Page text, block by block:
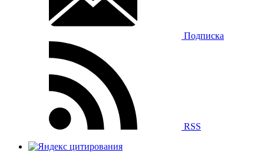
Подписка
RSS